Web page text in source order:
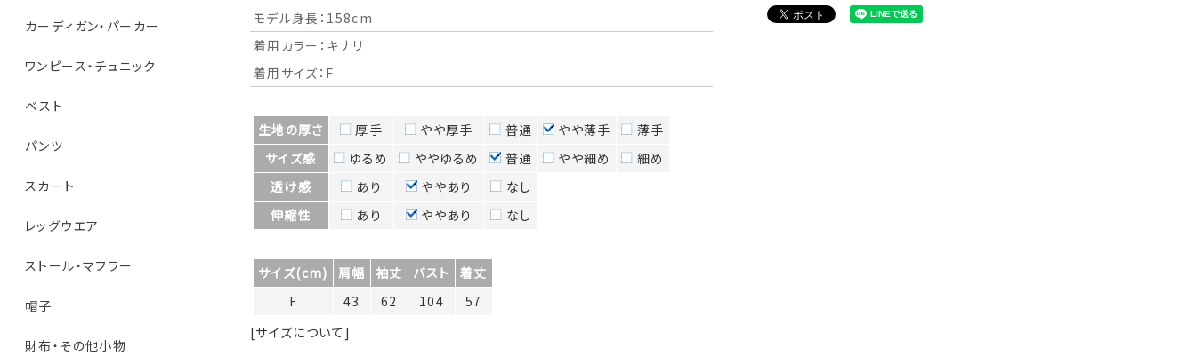
カーディガン・パーカー
ワンピース・チュニック
ベスト
パンツ
スカート
レッグウエア
ストール・マフラー
帽子
財布・その他小物
モデル身長：158cm
着用カラー：キナリ
着用サイズ：F
生地の厚さ 厚手 やや厚手 普通 やや薄手
薄手
サイズ感
ゆるめ ややゆるめ 普通 やや細め
細め
透け感
あり ややあり
なし
伸縮性
あり ややあり なし
サイズ(cm) 肩幅 袖丈 バスト
着丈
F
43 62 104
57
[サイズについて]